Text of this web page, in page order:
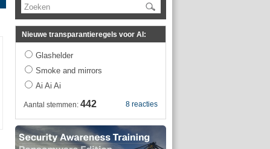
Zoeken
Nieuwe transparantieregels voor AI:
Glashelder
Smoke and mirrors
Ai Ai Ai
8 reacties
Aantal stemmen: 442